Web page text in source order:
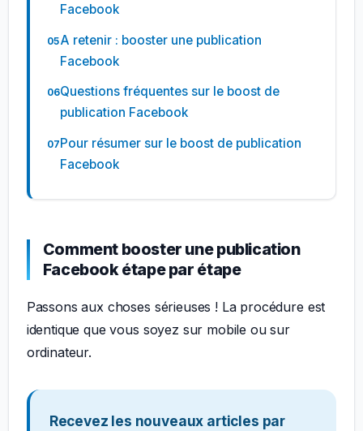
Facebook
A retenir : booster une publication
Facebook
Questions fréquentes sur le boost de
publication Facebook
Pour résumer sur le boost de publication
Facebook
Comment booster une publication
Facebook étape par étape
Passons aux choses sérieuses ! La procédure est
identique que vous soyez sur mobile ou sur
ordinateur.
Recevez les nouveaux articles par